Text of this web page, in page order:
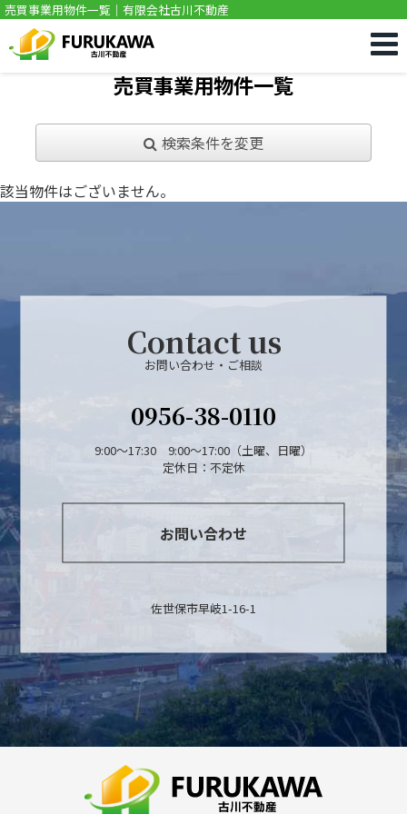
売買事業用物件一覧｜有限会社古川不動産
売買事業用物件一覧
検索条件を変更
該当物件はございません。
Contact us
お問い合わせ・ご相談
0956-38-0110
9:00～17:30 9:00～17:00（土曜、日曜）
定休日：不定休
お問い合わせ
佐世保市早岐1-16-1